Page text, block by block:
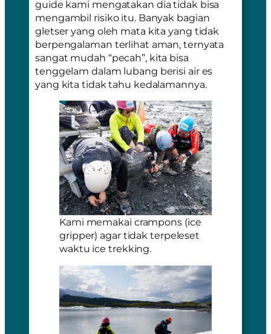
guide kami mengatakan dia tidak bisa
mengambil risiko itu. Banyak bagian
gletser yang oleh mata kita yang tidak
berpengalaman terlihat aman, ternyata
sangat mudah “pecah”, kita bisa
tenggelam dalam lubang berisi air es
yang kita tidak tahu kedalamannya.
Kami memakai crampons (ice
gripper) agar tidak terpeleset
waktu ice trekking.